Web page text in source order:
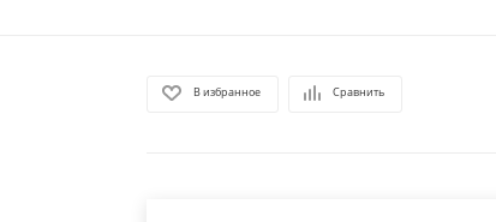
В избранное Сравнить